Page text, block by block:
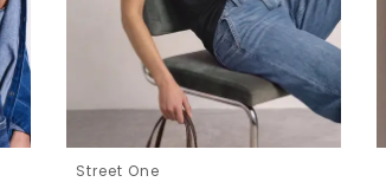
Street One